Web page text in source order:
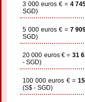
3 000 euros € = 4
SGD)
5 000 euros € = 7
SGD)
20 000 euros € = 31
- SGD)
100 000 euros € =
(S$ - SGD)